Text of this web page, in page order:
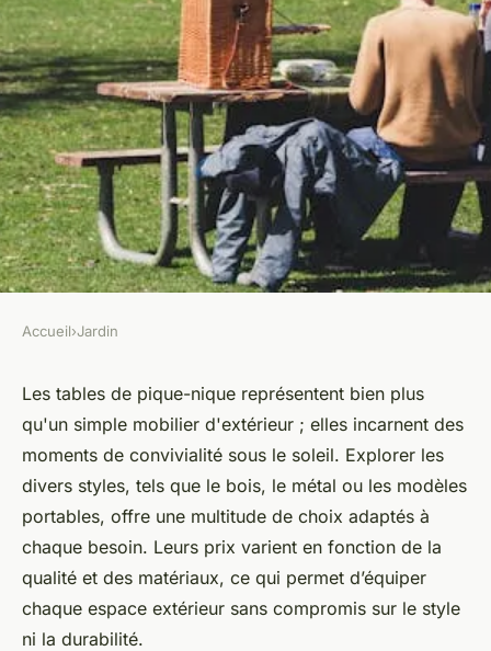
Tout savoir sur les tables de
pique-nique : styles et prix
Lyam•17 décembre 2024•3 min de lecture
Accueil›Jardin
Les tables de pique-nique représentent bien plus
qu'un simple mobilier d'extérieur ; elles incarnent des
moments de convivialité sous le soleil. Explorer les
divers styles, tels que le bois, le métal ou les modèles
portables, offre une multitude de choix adaptés à
chaque besoin. Leurs prix varient en fonction de la
qualité et des matériaux, ce qui permet d’équiper
chaque espace extérieur sans compromis sur le style
ni la durabilité.